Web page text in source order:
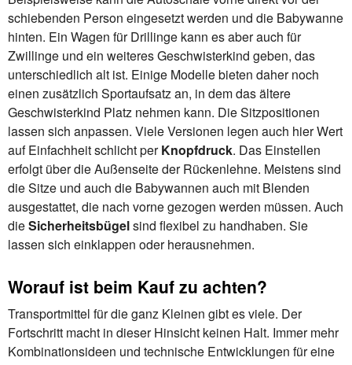
schiebenden Person eingesetzt werden und die Babywanne
hinten. Ein Wagen für Drillinge kann es aber auch für
Zwillinge und ein weiteres Geschwisterkind geben, das
unterschiedlich alt ist. Einige Modelle bieten daher noch
einen zusätzlich Sportaufsatz an, in dem das ältere
Geschwisterkind Platz nehmen kann. Die Sitzpositionen
lassen sich anpassen. Viele Versionen legen auch hier Wert
auf Einfachheit schlicht perKnopfdruck. Das Einstellen
erfolgt über die Außenseite der Rückenlehne. Meistens sind
die Sitze und auch die Babywannen auch mit Blenden
ausgestattet, die nach vorne gezogen werden müssen. Auch
dieSicherheitsbügelsind flexibel zu handhaben. Sie
lassen sich einklappen oder herausnehmen.
Worauf ist beim Kauf zu achten?
Transportmittel für die ganz Kleinen gibt es viele. Der
Fortschritt macht in dieser Hinsicht keinen Halt. Immer mehr
Kombinationsideen und technische Entwicklungen für eine